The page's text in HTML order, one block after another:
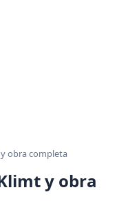
obra completa
y obra